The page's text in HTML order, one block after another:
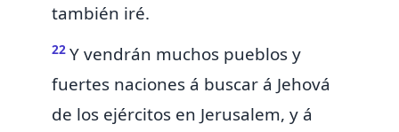
también iré.
22 Yvendrán muchos pueblos y
fuertes naciones á buscar á Jehová
de los ejércitos en Jerusalem, y á